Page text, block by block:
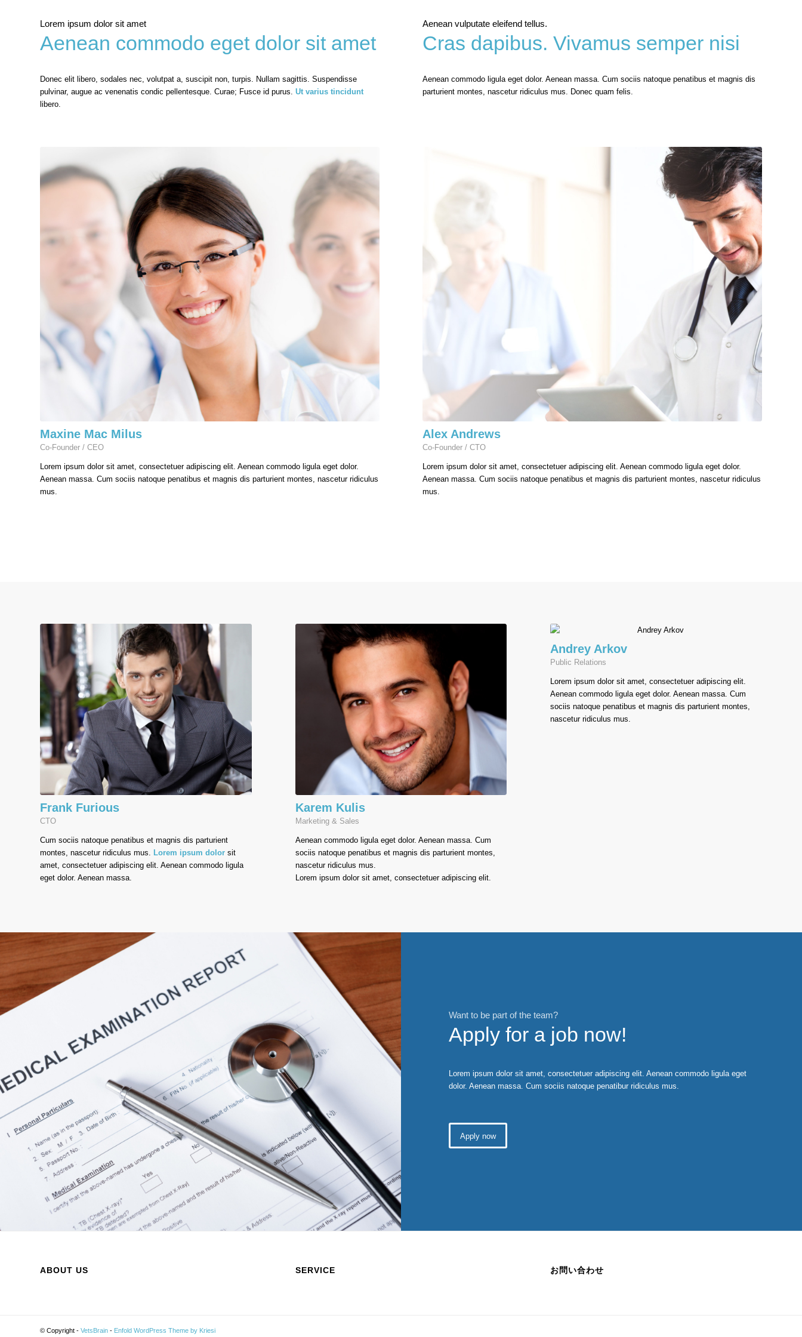
Lorem ipsum dolor sit amet
Aenean commodo eget dolor sit amet
Donec elit libero, sodales nec, volutpat a, suscipit non, turpis. Nullam sagittis. Suspendisse
pulvinar, augue ac venenatis condic pellentesque. Curae; Fusce id purus. Ut varius tincidunt
libero.
Aenean vulputate eleifend tellus.
Cras dapibus. Vivamus semper nisi
Aenean commodo ligula eget dolor. Aenean massa. Cum sociis natoque penatibus et magnis dis
parturient montes, nascetur ridiculus mus. Donec quam felis.
Maxine Mac Milus
Co-Founder / CEO
Lorem ipsum dolor sit amet, consectetuer adipiscing elit. Aenean commodo ligula eget dolor.
Aenean massa. Cum sociis natoque penatibus et magnis dis parturient montes, nascetur ridiculus
mus.
Alex Andrews
Co-Founder / CTO
Lorem ipsum dolor sit amet, consectetuer adipiscing elit. Aenean commodo ligula eget dolor.
Aenean massa. Cum sociis natoque penatibus et magnis dis parturient montes, nascetur ridiculus
mus.
Frank Furious
CTO
Cum sociis natoque penatibus et magnis dis parturient
montes, nascetur ridiculus mus. Lorem ipsum dolor sit
amet, consectetuer adipiscing elit. Aenean commodo ligula
eget dolor. Aenean massa.
Karem Kulis
Marketing & Sales
Aenean commodo ligula eget dolor. Aenean massa. Cum
sociis natoque penatibus et magnis dis parturient montes,
nascetur ridiculus mus.
Lorem ipsum dolor sit amet, consectetuer adipiscing elit.
Andrey Arkov
Public Relations
Lorem ipsum dolor sit amet, consectetuer adipiscing elit.
Aenean commodo ligula eget dolor. Aenean massa. Cum
sociis natoque penatibus et magnis dis parturient montes,
nascetur ridiculus mus.
Want to be part of the team?
Apply for a job now!
Lorem ipsum dolor sit amet, consectetuer adipiscing elit. Aenean commodo ligula eget
dolor. Aenean massa. Cum sociis natoque penatibur ridiculus mus.
Apply now
ABOUT US SERVICE お問い合わせ
© Copyright - VetsBrain - Enfold WordPress Theme by Kriesi